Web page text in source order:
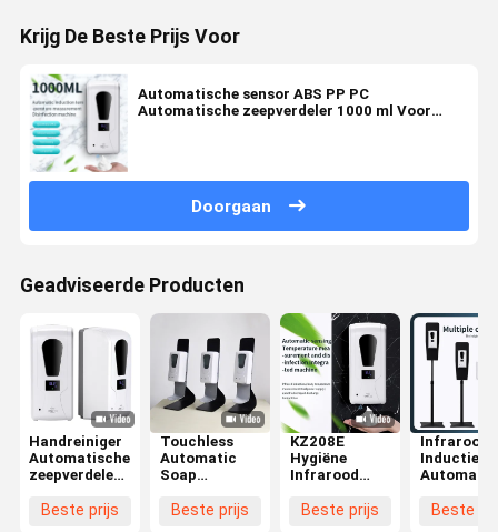
Krijg De Beste Prijs Voor
Automatische sensor ABS PP PC
Automatische zeepverdeler 1000 ml Voor
Doorgaan
Geadviseerde Producten
Handreiniger
Automatische
zeepverdeler
sensor type
Beste prijs
Touchless
Automatic
Soap
ml Voor
Beste prijs
KZ208E
Hygiëne
Infrarood
Geactiveerde
Beste prijs
Infrarood
Inductie
Zeep
Beste